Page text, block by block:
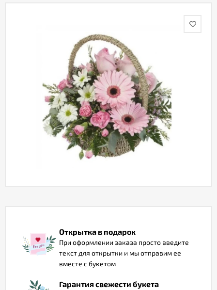
Открытка в подарок
При оформлении заказа просто введите
текст для открытки и мы отправим ее
вместе с букетом
Гарантия свежести букета